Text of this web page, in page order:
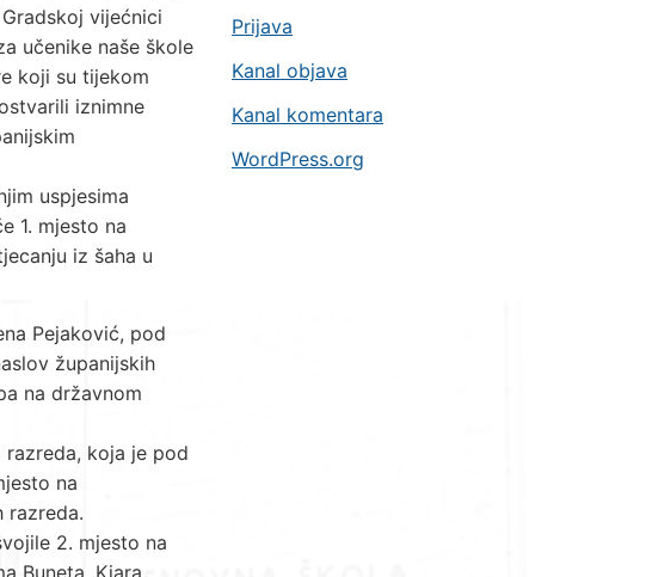
vijećnici
učenike naše škole
koji su tijekom
iznimne
uspjesima
1. mjesto na
iz šaha u
Pejaković, pod
županijskih
na državnom
koja je pod
na
razreda.
2. mjesto na
Buneta, Kiara
Prijava
Kanal objava
Kanal komentara
WordPress.org